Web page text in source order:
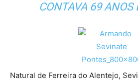
CONTAVA 69 ANOS
Natural de Ferreira do Alentejo,